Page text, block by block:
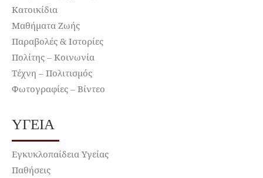
Κατοικίδια
Μαθήματα Ζωής
Παραβολές & Ιστορίες
Πολίτης – Κοινωνία
Τέχνη – Πολιτισμός
Φωτογραφίες – Βίντεο
ΥΓΕΊΑ
Εγκυκλοπαίδεια Υγείας
Παθήσεις